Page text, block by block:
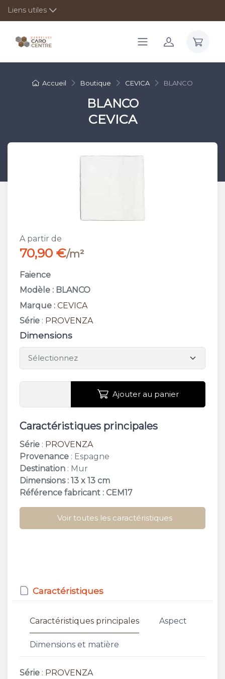
Liens utiles
Accueil Boutique CEVICA BLANCO
BLANCO
CEVICA
A partir de
70,90 €/m²
Faience
Modèle : BLANCO
Marque : CEVICA
Série : PROVENZA
Dimensions
Ajouter au panier
Caractéristiques principales
Série : PROVENZA
Provenance : Espagne
Destination : Mur
Dimensions : 13 x 13 cm
Référence fabricant : CEM17
Voir toutes les caractéristiques
Caractéristiques
Caractéristiques principales Aspect
Dimensions et matière
Série : PROVENZA